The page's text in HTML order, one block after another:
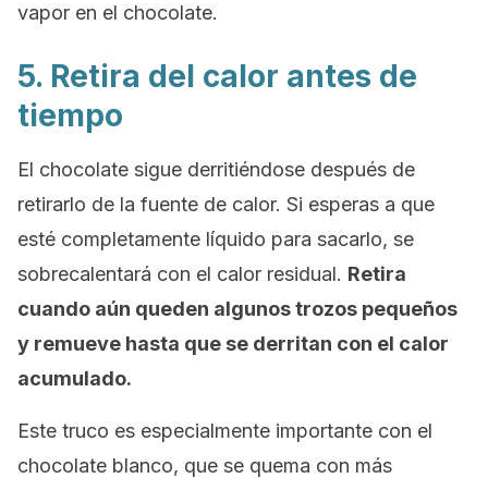
vapor en el chocolate.
5. Retira del calor antes de
tiempo
El chocolate sigue derritiéndose después de
retirarlo de la fuente de calor. Si esperas a que
esté completamente líquido para sacarlo, se
sobrecalentará con el calor residual. Retira
cuando aún queden algunos trozos pequeños
y remueve hasta que se derritan con el calor
acumulado.
Este truco es especialmente importante con el
chocolate blanco, que se quema con más